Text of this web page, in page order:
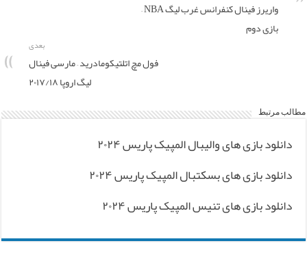
واریرز فینال کنفرانس غرب لیگ NBA –
بازی دوم
بعدی
فول مچ اتلتیکومادرید – مارسی فینال
لیگ اروپا ۲۰۱۷/۱۸
مطالب مرتبط
دانلود بازی های والیبال المپیک پاریس ۲۰۲۴
دانلود بازی های بسکتبال المپیک پاریس ۲۰۲۴
دانلود بازی های تنیس المپیک پاریس ۲۰۲۴